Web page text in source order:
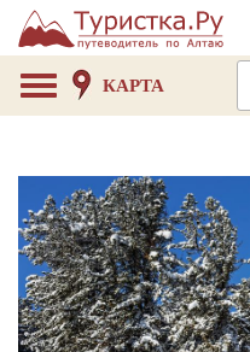
КАРТА